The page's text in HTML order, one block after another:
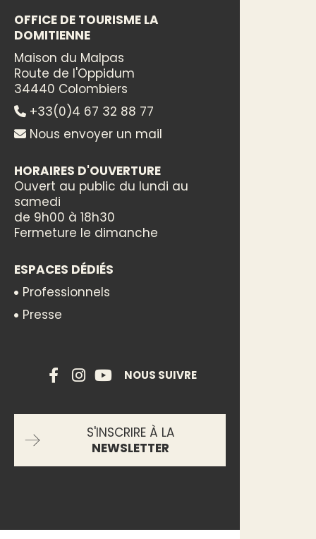
OFFICE DE TOURISME LA
DOMITIENNE
Maison du Malpas
Route de l'Oppidum
34440 Colombiers
+33(0)4 67 32 88 77
Nous envoyer un mail
HORAIRES D'OUVERTURE
Ouvert au public du lundi au
samedi
de 9h00 à 18h30
Fermeture le dimanche
ESPACES DÉDIÉS
Professionnels
Presse
NOUS SUIVRE
S'INSCRIRE À LA
NEWSLETTER